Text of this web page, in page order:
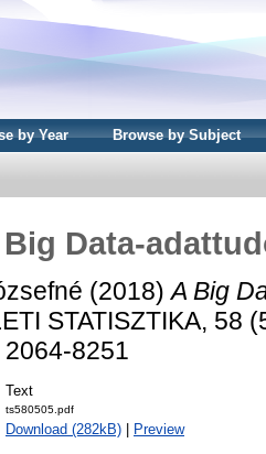
by Year Browse by Subject
Big Data-
(2018)A Big
STATISZTIKA, 58
8251
Text
ts580505.pdf
Download (282kB) Preview